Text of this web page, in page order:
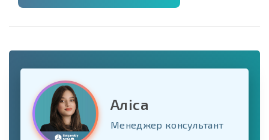
Аліса
Менеджер консультант